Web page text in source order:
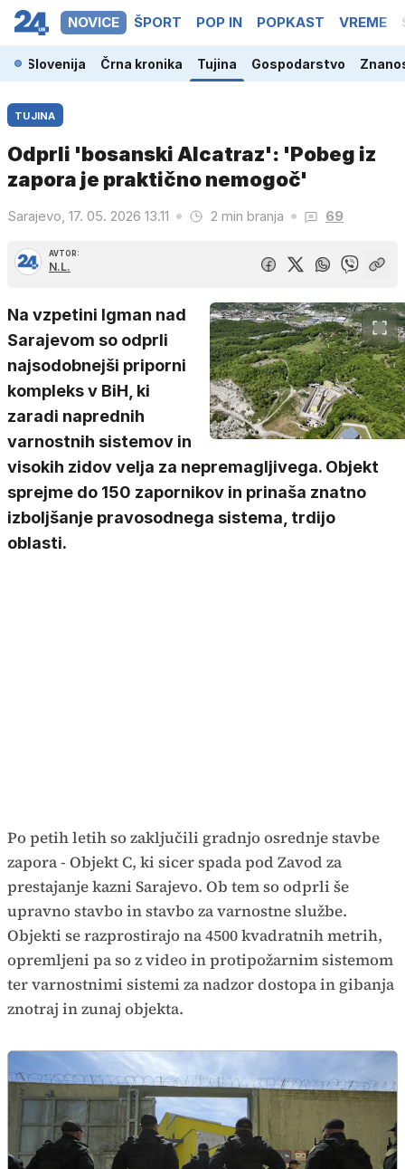
NOVICE ŠPORT POP IN POPKAST VREME
Slovenija Črna kronika Tujina Gospodarstvo
TUJINA
Odprli 'bosanski Alcatraz': 'Pobeg iz
zapora je praktično nemogoč'
Sarajevo, 17. 05. 2026 13.11 2 min branja 69
AVTOR:
N.L.
Na vzpetini Igman nad
Sarajevom so odprli
najsodobnejši priporni
kompleks v BiH, ki
zaradi naprednih
varnostnih sistemov in
visokih zidov velja za nepremagljivega. Objekt
sprejme do 150 zapornikov in prinaša znatno
izboljšanje pravosodnega sistema, trdijo
oblasti.
Po petih letih so zaključili gradnjo osrednje stavbe
zapora - Objekt C, ki sicer spada pod Zavod za
prestajanje kazni Sarajevo. Ob tem so odprli še
upravno stavbo in stavbo za varnostne službe.
Objekti se razprostirajo na 4500 kvadratnih metrih,
opremljeni pa so z video in protipožarnim sistemom
ter varnostnimi sistemi za nadzor dostopa in gibanja
znotraj in zunaj objekta.